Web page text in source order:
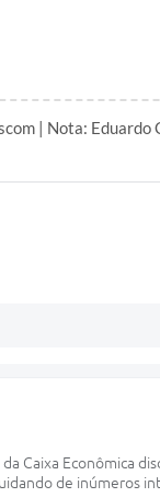
| Nota: Eduardo
Caixa Econômica
de inúmeros